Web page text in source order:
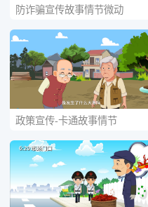
防诈骗宣传故事情节微动
政策宣传-卡通故事情节